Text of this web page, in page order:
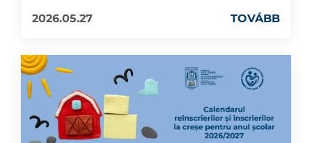
2026.05.27
TOVÁBB